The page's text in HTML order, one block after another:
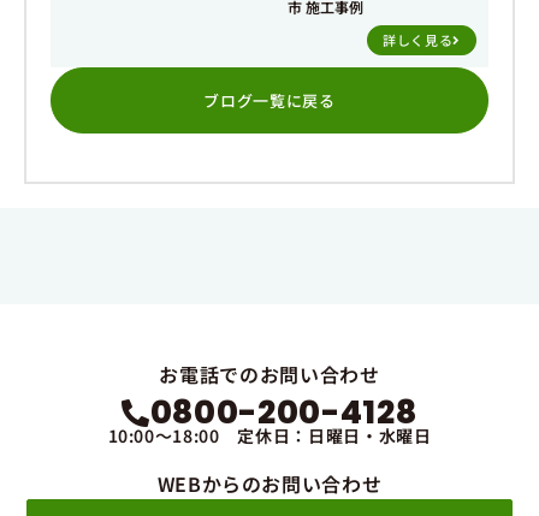
市 施工事例
詳しく見る
ブログ一覧に戻る
お電話でのお問い合わせ
0800-200-4128
10:00～18:00 定休日：日曜日・水曜日
WEBからのお問い合わせ